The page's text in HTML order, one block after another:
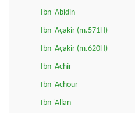
Ibn 'Abidin
Ibn 'Açakir (m.571H)
Ibn 'Açakir (m.620H)
Ibn 'Achir
Ibn 'Achour
Ibn 'Allan